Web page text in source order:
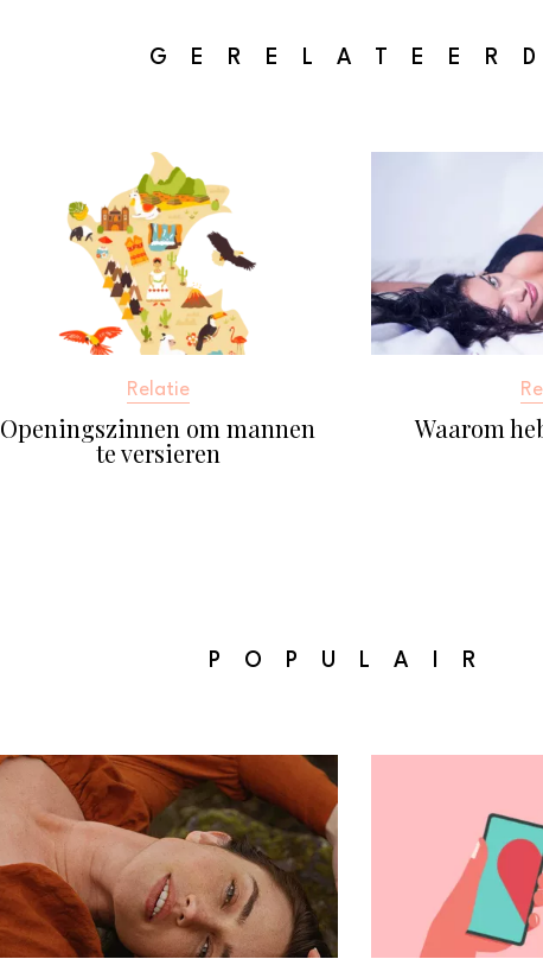
Relatie
Openingszinnen om mannen
te versieren
Waarom
POPULAIR